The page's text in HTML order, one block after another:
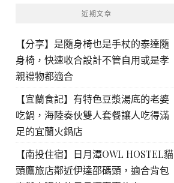
近期文章
【分享】是隨身椅也是手杖的泰達隨
身椅，快速收合設計不管自用或是孝
親禮物都適合
【宜蘭食記】有特色豆漿湯底的老婆
吃鍋，海陸奏伙雙人套餐讓人吃得滿
足的宜蘭火鍋店
【南投住宿】日月潭OWL HOSTEL貓
頭鷹旅店鄰近伊達邵碼頭，適合背包